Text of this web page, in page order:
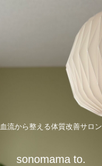
血流から整える体質改善サロン
sonomama to.